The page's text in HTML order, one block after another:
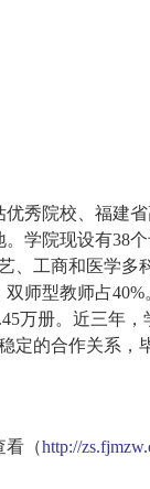
秀院校、福建
。学院现设有38
、工商和医学多
师型教师占
万册。近三年
定的合作关系，
看（http://